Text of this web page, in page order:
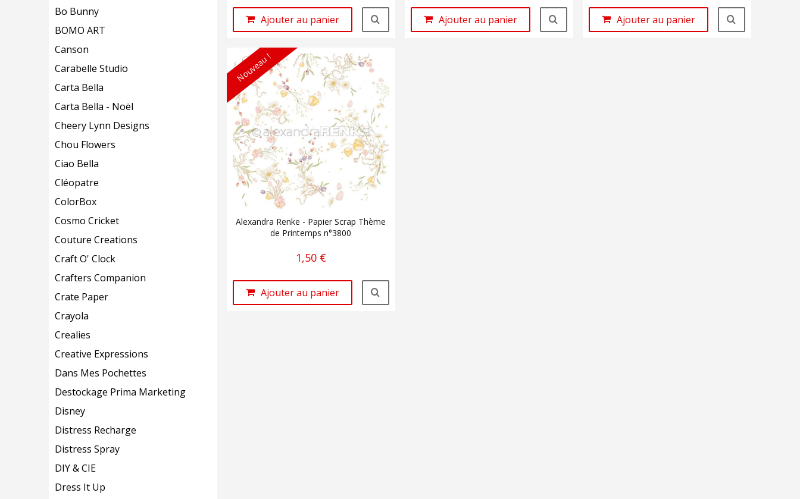
Bo Bunny
BOMO ART
Canson
Carabelle Studio
Carta Bella
Carta Bella - Noël
Cheery Lynn Designs
Chou Flowers
Ciao Bella
Cléopatre
ColorBox
Cosmo Cricket
Couture Creations
Craft O' Clock
Crafters Companion
Crate Paper
Crayola
Crealies
Creative Expressions
Dans Mes Pochettes
Destockage Prima Marketing
Disney
Distress Recharge
Distress Spray
DIY & CIE
Dress It Up
Ajouter au panier Ajouter au panier Ajouter au panier
Nouveau !
Alexandra Renke - Papier Scrap Thème
de Printemps n°3800
1,50 €
Ajouter au panier